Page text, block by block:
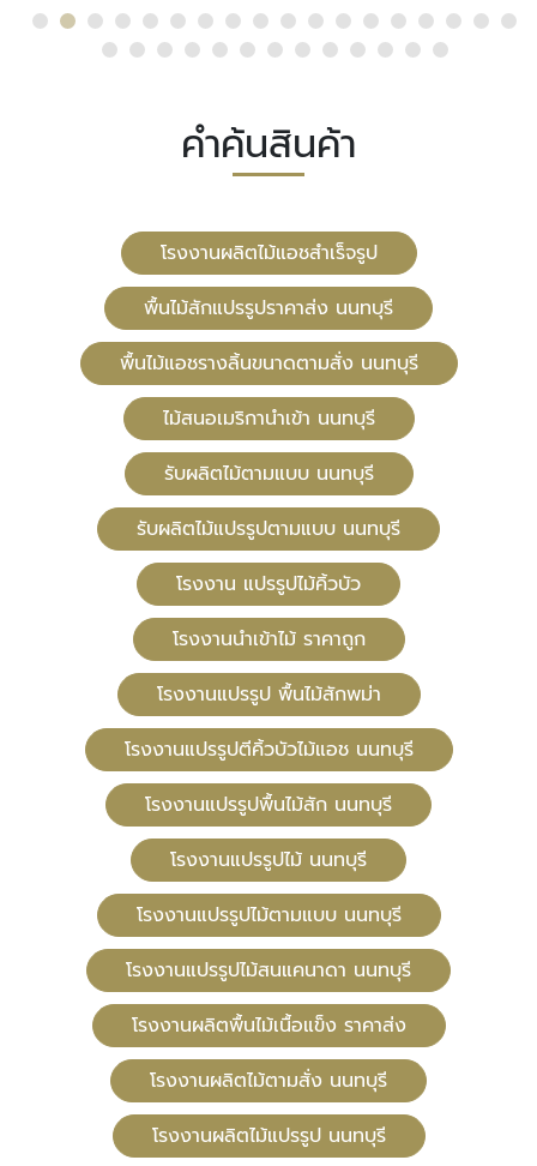
คำค้นสินค้า
โรงงานผลิตไม้แอชสำเร็จรูป
พื้นไม้สักแปรรูปราคาส่ง นนทบุรี
พื้นไม้แอชรางลิ้นขนาดตามสั่ง นนทบุรี
ไม้สนอเมริกานำเข้า นนทบุรี
รับผลิตไม้ตามแบบ นนทบุรี
รับผลิตไม้แปรรูปตามแบบ นนทบุรี
โรงงาน แปรรูปไม้คิ้วบัว
โรงงานนำเข้าไม้ ราคาถูก
โรงงานแปรรูป พื้นไม้สักพม่า
โรงงานแปรรูปตีคิ้วบัวไม้แอช นนทบุรี
โรงงานแปรรูปพื้นไม้สัก นนทบุรี
โรงงานแปรรูปไม้ นนทบุรี
โรงงานแปรรูปไม้ตามแบบ นนทบุรี
โรงงานแปรรูปไม้สนแคนาดา นนทบุรี
โรงงานผลิตพื้นไม้เนื้อแข็ง ราคาส่ง
โรงงานผลิตไม้ตามสั่ง นนทบุรี
โรงงานผลิตไม้แปรรูป นนทบุรี